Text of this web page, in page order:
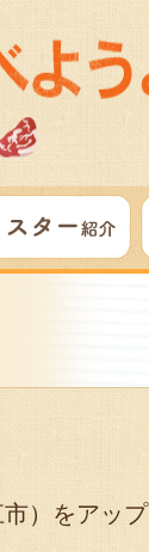
市）をアップ